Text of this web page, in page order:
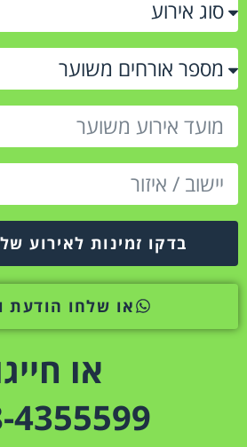
בדקו זמינות לאירוע
או שלחו הודעת
או
4355599